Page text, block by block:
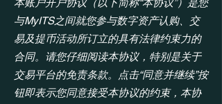
本账户开户协议（以下简称“本协议”）是您
与MyITS之间就您参与数字资产认购、交
易及提币活动所订立的具有法律约束力的
合同。请您仔细阅读本协议，特别是关于
交易平台的免责条款。点击“同意并继续”按
钮即表示您同意接受本协议的约束，本协